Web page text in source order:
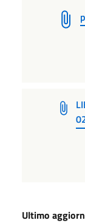
Ultimo